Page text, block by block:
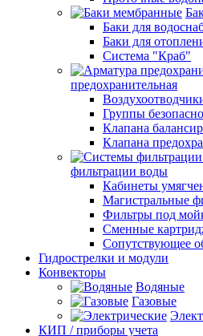
Баки для
Баки для
Система "Краб"
предохранительная
Группы
Клапана
Клапана
фильтрации воды
Кабинеты
Магистральные
Фильтры под
Сменные
Сопутствующее
Гидрострелки и модули
Конвекторы
Водяные
Газовые
КИП / приборы учета